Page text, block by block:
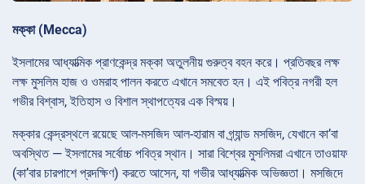
মক্কা (Mecca)
ইসলামের আধ্যাত্মিক প্রাণকেন্দ্র মক্কা অতুলনীয় গুরুত্ব বহন করে। প্রতিবছর লক্ষ
লক্ষ মুসলিম হাজ ও ওমরাহ পালন করতে এখানে সমবেত হন। এই পবিত্র নগরী হল
গভীর বিশ্বাস, ইতিহাস ও বিশাল স্থাপত্যের এক বিস্ময়।
মক্কার কেন্দ্রস্থলে রয়েছে আল-মসজিদ আল-হারাম বা গ্র্যান্ড মসজিদ, যেখানে কা’বা
অবস্থিত — ইসলামের সর্বোচ্চ পবিত্র স্থান। সারা বিশ্বের মুসলিমরা এখানে তাওয়াফ
(কা’বার চারপাশে প্রদক্ষিণ) করতে আসেন, যা গভীর আধ্যাত্মিক অভিজ্ঞতা। মসজিদে